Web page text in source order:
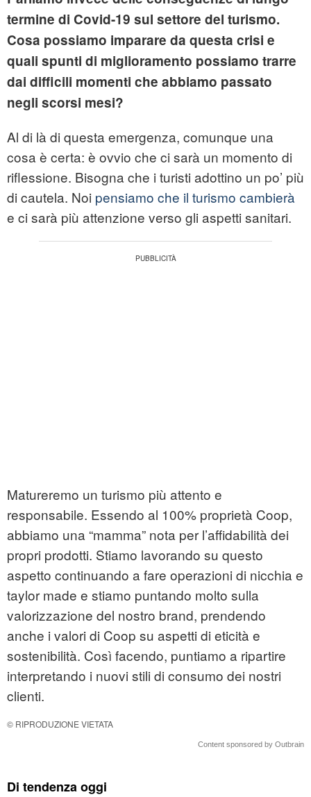
termine di Covid-19 sul settore del turismo.
Cosa possiamo imparare da questa crisi e
quali spunti di miglioramento possiamo trarre
dai difficili momenti che abbiamo passato
negli scorsi mesi?
Al di là di questa emergenza, comunque una
cosa è certa: è ovvio che ci sarà un momento di
riflessione. Bisogna che i turisti adottino un po’ più
di cautela. Noi pensiamo che il turismo cambierà
e ci sarà più attenzione verso gli aspetti sanitari.
Matureremo un turismo più attento e
responsabile. Essendo al 100% proprietà Coop,
abbiamo una “mamma” nota per l’affidabilità dei
propri prodotti. Stiamo lavorando su questo
aspetto continuando a fare operazioni di nicchia e
taylor made e stiamo puntando molto sulla
valorizzazione del nostro brand, prendendo
anche i valori di Coop su aspetti di eticità e
sostenibilità. Così facendo, puntiamo a ripartire
interpretando i nuovi stili di consumo dei nostri
clienti.
© RIPRODUZIONE VIETATA
Content sponsored by Outbrain
Di tendenza oggi